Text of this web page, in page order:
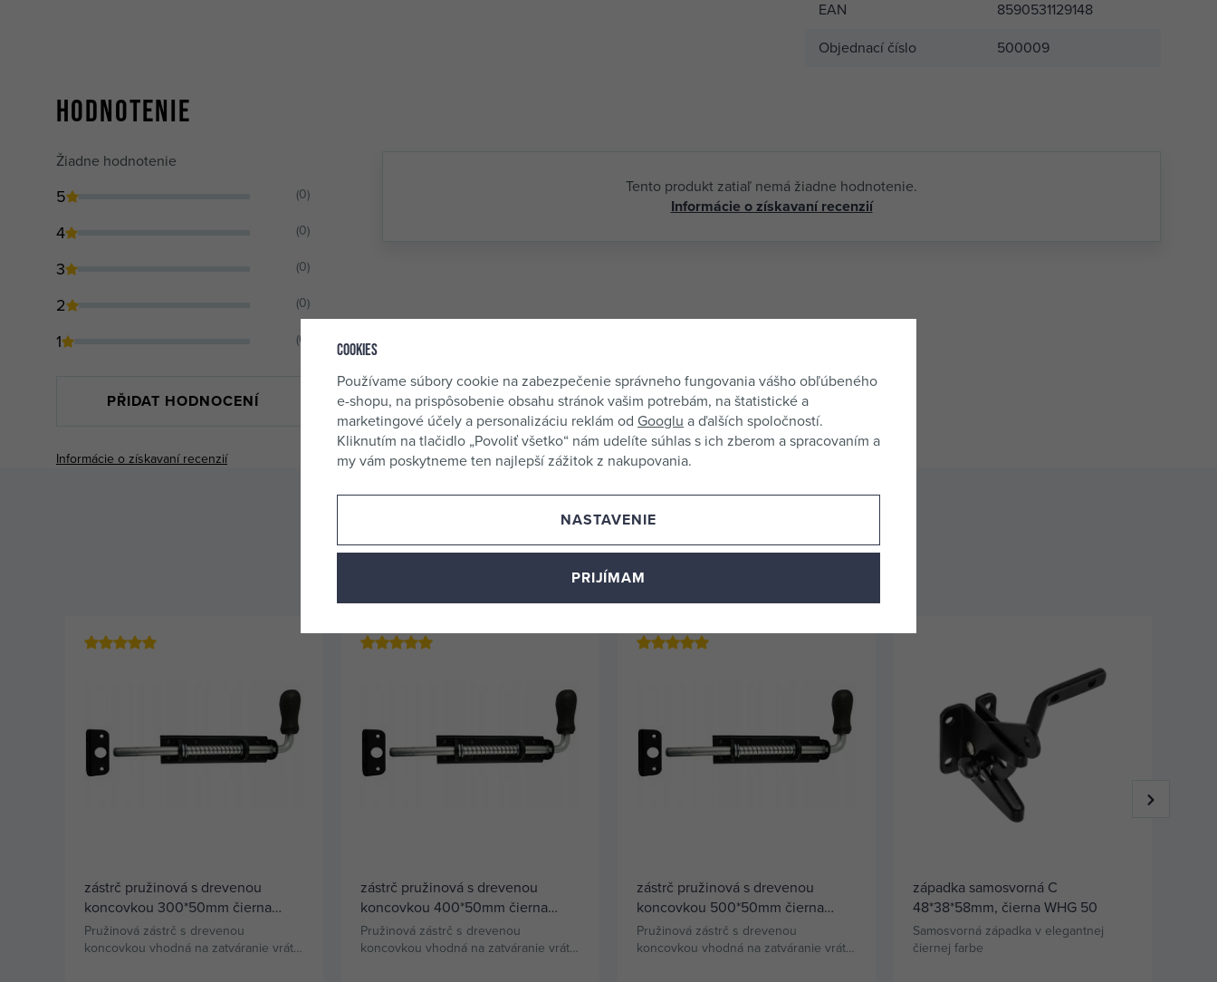
EAN 8590531129148
Objednací číslo 500009
Hodnotenie
Žiadne hodnotenie
5 (0)
4 (0)
3 (0)
2 (0)
1 (0)
PŘIDAT HODNOCENÍ
Informácie o získavaní recenzií
Tento produkt zatiaľ nemá žiadne hodnotenie.
Informácie o získavaní recenzií
Alternatívne produkty
zástrč pružinová s drevenou
koncovkou 300*50mm čierna
WSP300c
Pružinová zástrč s drevenou
koncovkou vhodná na zatváranie vrát,
zástrč pružinová s drevenou
koncovkou 400*50mm čierna
WSP400c
Pružinová zástrč s drevenou
koncovkou vhodná na zatváranie vrát,
zástrč pružinová s drevenou
koncovkou 500*50mm čierna
WSP500c
Pružinová zástrč s drevenou
koncovkou vhodná na zatváranie vrát,
západka samosvorná C
48*38*58mm, čierna WHG 50
Samosvorná západka v elegantnej
čiernej farbe
Cookies
Používame súbory cookie na zabezpečenie správneho fungovania vášho obľúbeného
e-shopu, na prispôsobenie obsahu stránok vašim potrebám, na štatistické a
marketingové účely a personalizáciu reklám od Googlu a ďalších spoločností.
Kliknutím na tlačidlo „Povoliť všetko“ nám udelíte súhlas s ich zberom a spracovaním a
my vám poskytneme ten najlepší zážitok z nakupovania.
NASTAVENIE
PRIJÍMAM